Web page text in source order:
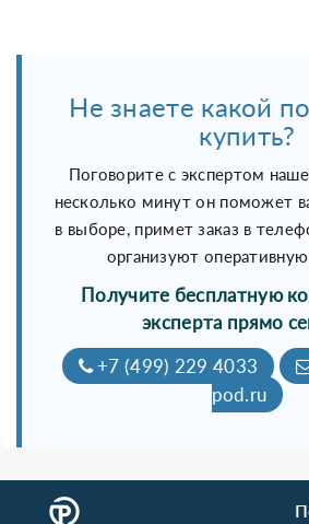
Не знаете какой
купить?
Поговорите с экспертом
несколько минут он поможет
в выборе, примет заказ в
организуют оперативную
Получите бесплатную
эксперта прямо
+7 (499) 229 4033
pod.ru